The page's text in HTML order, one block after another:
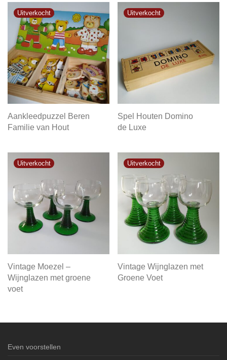
Aankleedpuzzel Beren
Familie van Hout
Spel Houten Domino
de Luxe
Vintage Moezel –
Wijnglazen met groene
voet
Vintage Wijnglazen met
Groene Voet
Even voorstellen